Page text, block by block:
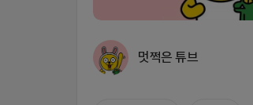
멋쩍은 튜브